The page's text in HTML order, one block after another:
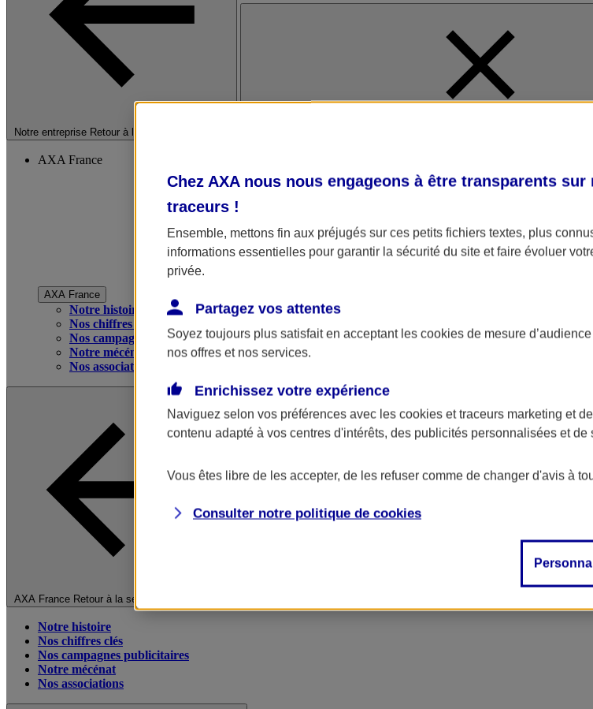
Notre entreprise Retour à la section précédente
AXA France
AXA France
Notre histoire
Nos chiffres clés
Nos campagnes publicitaires
Notre mécénat
Nos associations
AXA France Retour à la section précédente
Notre histoire
Nos chiffres clés
Nos campagnes publicitaires
Notre mécénat
Nos associations
Chez AXA nous nous engageons à être transparents
traceurs !
Ensemble, mettons fin aux préjugés sur ces petits fichiers textes, plus
informations essentielles pour garantir la sécurité du site et faire évoluer
privée.
Partagez vos attentes
Soyez toujours plus satisfait en acceptant les cookies de mesure
nos offres et nos services.
Enrichissez votre expérience
Naviguez selon vos préférences avec les cookies et traceurs marketing et
contenu adapté à vos centres d'intérêts, des publicités personnalisées et
Vous êtes libre de les accepter, de les refuser comme de changer d'avis à
Consulter notre politique de cookies